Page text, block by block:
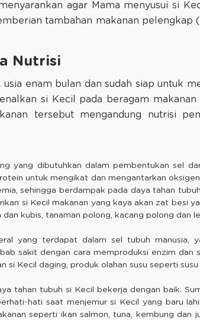
agar Mama menyusui si
tambahan makanan pelengkap
Nutrisi
enam bulan dan sudah siap untuk
si Kecil pada beragam
tersebut mengandung nutrisi
yang dibutuhkan dalam pembentukan sel
untuk mengikat dan mengantarkan
sehingga berdampak pada daya tahan
si Kecil makanan yang kaya akan zat besi
kubis, tanaman polong, kacang polong dan
yang terdapat dalam sel tubuh manusia,
sakit dengan cara memproduksi enzim dan
si Kecil daging, produk olahan susu seperti
tahan tubuh si Kecil bekerja dengan baik.
hati saat menjemur si Kecil yang baru
seperti ikan salmon, tuna, kembung dan